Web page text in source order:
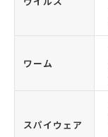
ワーム
スパイウェア